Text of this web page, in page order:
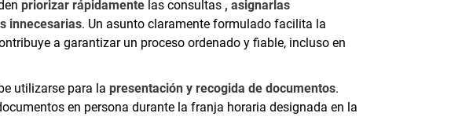
priorizar rápidamente las consultas , asignarlas
innecesarias. Un asunto claramente formulado facilita la
a garantizar un proceso ordenado y fiable, incluso en
utilizarse para lapresentación y recogida de documentos.
en persona durante la franja horaria designada en la